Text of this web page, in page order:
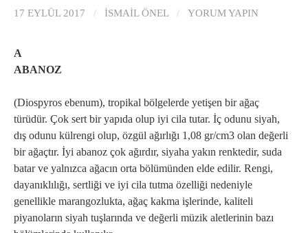
17 EYLÜL 2017 / İSMAIL ÖNEL / YORUM YAPIN
A
ABANOZ
(Diospyros ebenum), tropikal bölgelerde yetişen bir ağaç
türüdür. Çok sert bir yapıda olup iyi cila tutar. İç odunu siyah,
dış odunu külrengi olup, özgül ağırlığı 1,08 gr/cm3 olan değerli
bir ağaçtır. İyi abanoz çok ağırdır, siyaha yakın renktedir, suda
batar ve yalnızca ağacın orta bölümünden elde edilir. Rengi,
dayanıklılığı, sertliği ve iyi cila tutma özelliği nedeniyle
genellikle marangozlukta, ağaç kakma işlerinde, kaliteli
piyanoların siyah tuşlarında ve değerli müzik aletlerinin bazı